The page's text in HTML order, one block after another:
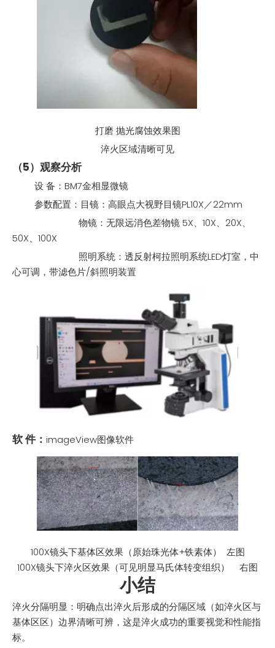
打磨 抛光腐蚀效果图
淬火区域清晰可见
（5）观察分析
设 备：BM7金相显微镜
参数配置：目镜：高眼点大视野目镜PL10X／22mm
物镜：无限远消色差物镜 5X、10X、20X、
50X、100X
照明系统：透反射柯拉照明系统LED灯室，中
心可调，带滤色片/斜照明装置
软 件： imageView图像软件
100X镜头下基体区效果（原始珠光体+铁素体） 左图
100X镜头下淬火区效果（可见明显马氏体转变组织） 右图
小结
淬火分隔明显：明确点出淬火后形成的分隔区域（如淬火区与
基体区区）边界清晰可辨，这是淬火成功的重要视觉和性能指
标。